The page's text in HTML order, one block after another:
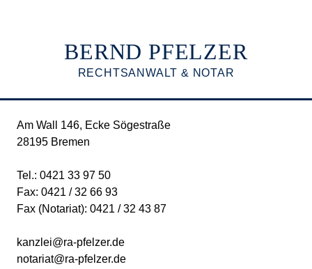
BERND PFELZER
RECHTSANWALT & NOTAR
Am Wall 146, Ecke Sögestraße
28195 Bremen
Tel.: 0421 33 97 50
Fax: 0421 / 32 66 93
Fax (Notariat): 0421 / 32 43 87
kanzlei@ra-pfelzer.de
notariat@ra-pfelzer.de